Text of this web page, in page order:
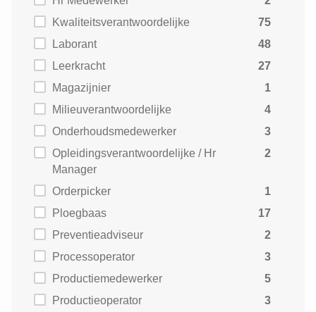
Kwaliteitsverantwoordelijke
75
Laborant
48
Leerkracht
27
Magazijnier
1
Milieuverantwoordelijke
4
Onderhoudsmedewerker
3
Opleidingsverantwoordelijke / Hr
Manager
2
Orderpicker
1
Ploegbaas
17
Preventieadviseur
2
Processoperator
3
Productiemedewerker
5
Productieoperator
3